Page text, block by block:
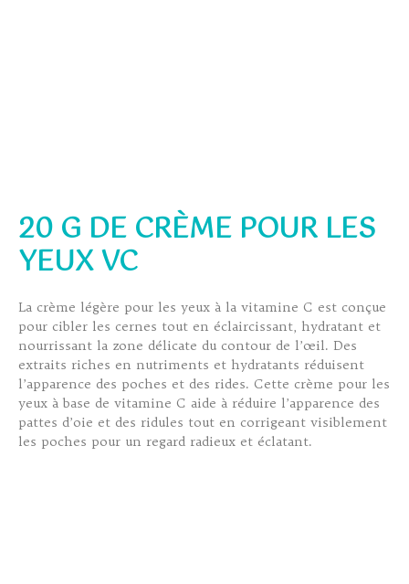
20 G DE CRÈME POUR LES
YEUX VC
La crème légère pour les yeux à la vitamine C est conçue
pour cibler les cernes tout en éclaircissant, hydratant et
nourrissant la zone délicate du contour de l’œil. Des
extraits riches en nutriments et hydratants réduisent
l’apparence des poches et des rides. Cette crème pour les
yeux à base de vitamine C aide à réduire l’apparence des
pattes d’oie et des ridules tout en corrigeant visiblement
les poches pour un regard radieux et éclatant.